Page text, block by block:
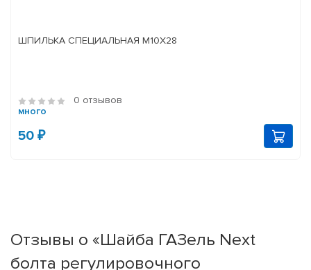
ШПИЛЬКА СПЕЦИАЛЬНАЯ М10Х28
0 отзывов
много
50 ₽
Отзывы о «Шайба ГАЗель Next
болта регулировочного